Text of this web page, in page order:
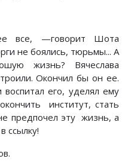
все, —говорит Шота
не боялись, тюрьмы... А
жизнь? Вячеслава
Окончил бы он ее.
его, уделял ему
институт, стать
предпочел эту жизнь, а
ссылку!